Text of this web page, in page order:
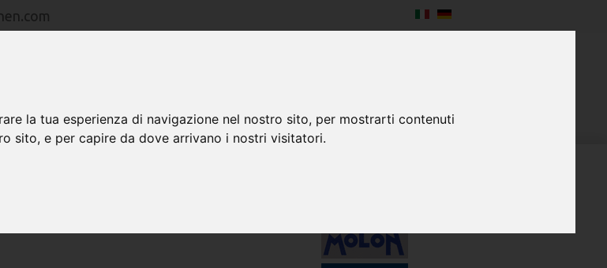
la tua esperienza di navigazione nel nostro sito, per mostrarti contenuti
sito, e per capire da dove arrivano i nostri visitatori.